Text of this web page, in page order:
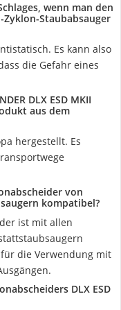
wenn man den
Zyklon-Staubabsauger
Es kann also
die Gefahr eines
DLX ESD MKII
aus dem
hergestellt. Es
von
kompatibel?
ist mit allen
die Verwendung mit
DLX ESD